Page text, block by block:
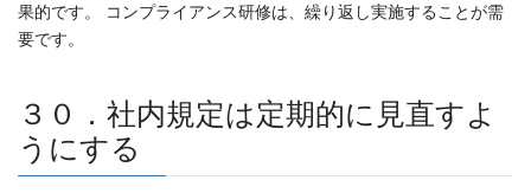
果的です。 コンプライアンス研修は、繰り返し実施することが需
要です。
３０．社内規定は定期的に見直すよ
うにする